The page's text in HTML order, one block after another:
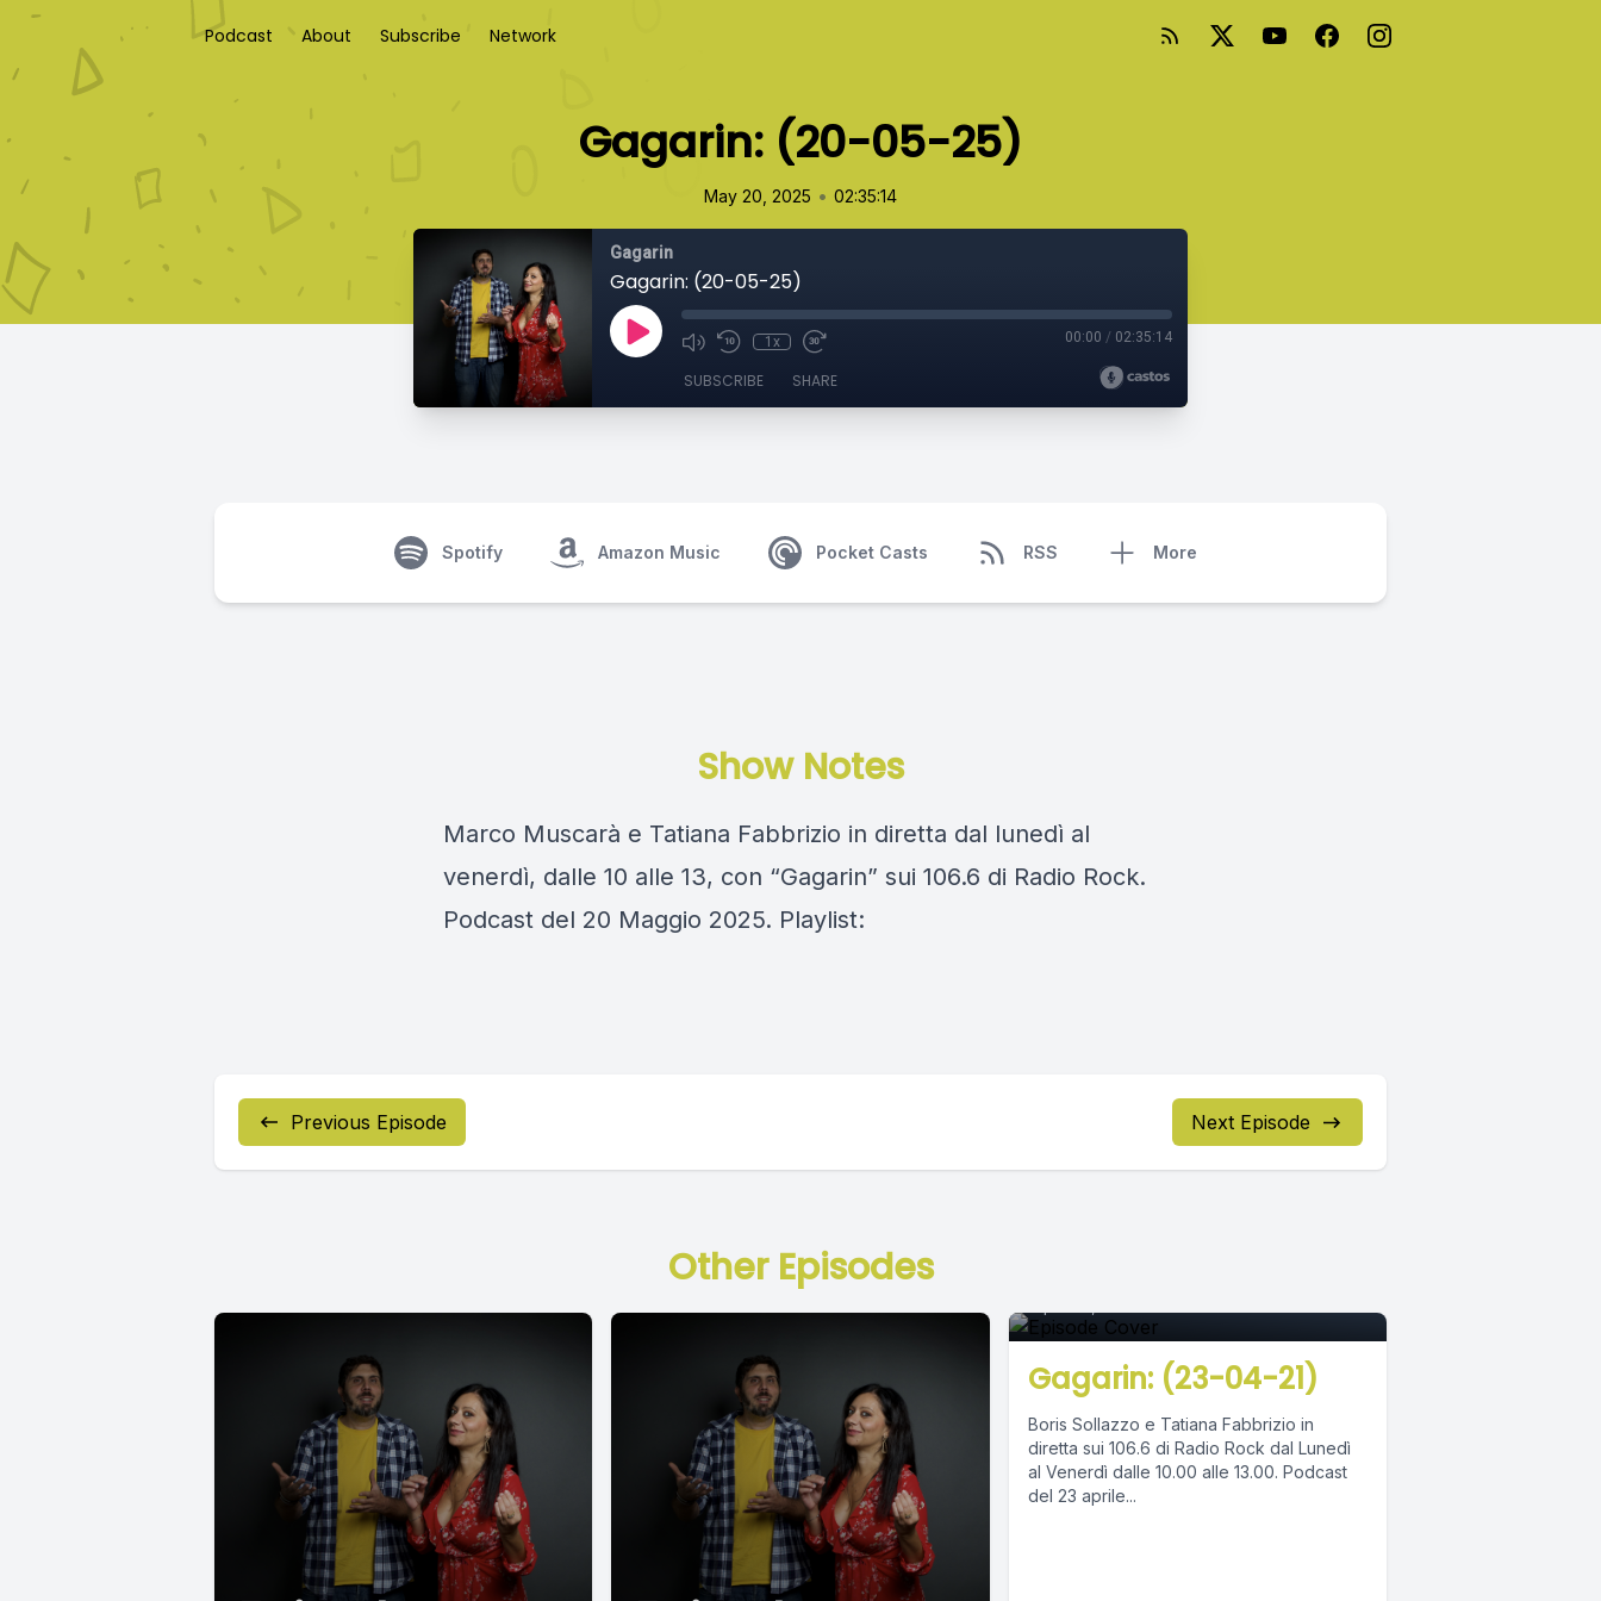
Podcast About Subscribe Network
Gagarin: (20-05-25)
May 20, 2025 • 02:35:14
Gagarin
Gagarin: (20-05-25)
1x 00:00 / 02:35:14
SUBSCRIBE SHARE
Spotify Amazon Music Pocket Casts RSS More
Show Notes
Marco Muscarà e Tatiana Fabbrizio in diretta dal lunedì al
venerdì, dalle 10 alle 13, con “Gagarin” sui 106.6 di Radio Rock.
Podcast del 20 Maggio 2025. Playlist:
Previous Episode Next Episode
Other Episodes
Gagarin: (23-04-21)
Boris Sollazzo e Tatiana Fabbrizio in
diretta sui 106.6 di Radio Rock dal Lunedì
al Venerdì dalle 10.00 alle 13.00. Podcast
del 23 aprile...